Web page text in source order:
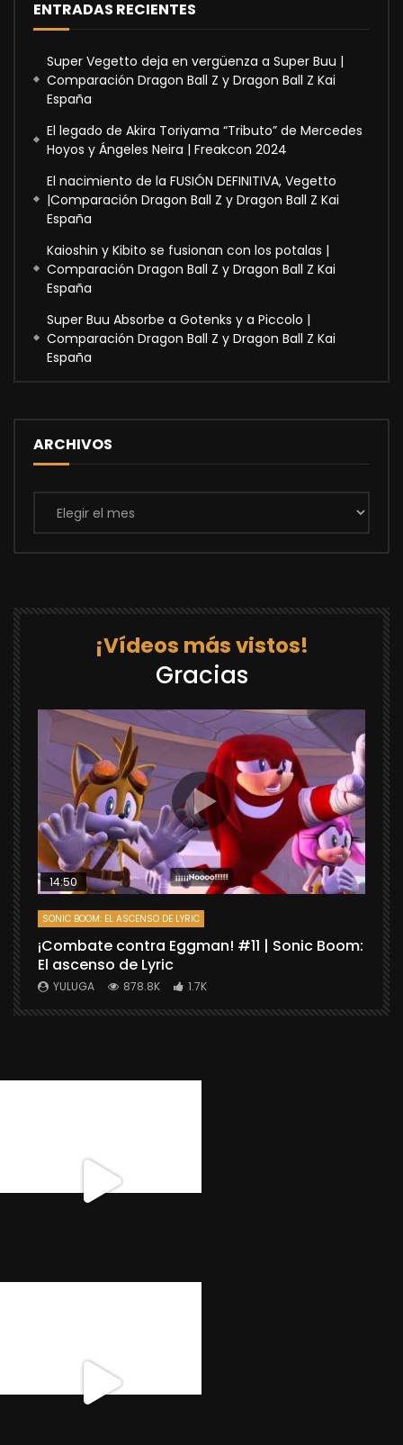
ENTRADAS RECIENTES
Super Vegetto deja en vergüenza a Super Buu |
Comparación Dragon Ball Z y Dragon Ball Z Kai
España
El legado de Akira Toriyama “Tributo” de Mercedes
Hoyos y Ángeles Neira | Freakcon 2024
El nacimiento de la FUSIÓN DEFINITIVA, Vegetto
|Comparación Dragon Ball Z y Dragon Ball Z Kai
España
Kaioshin y Kibito se fusionan con los potalas |
Comparación Dragon Ball Z y Dragon Ball Z Kai
España
Super Buu Absorbe a Gotenks y a Piccolo |
Comparación Dragon Ball Z y Dragon Ball Z Kai
España
ARCHIVOS
Archivos
¡Vídeos más vistos!
Gracias
14:50
SONIC BOOM: EL ASCENSO DE LYRIC
¡Combate contra Eggman! #11 | Sonic Boom:
El ascenso de Lyric
YULUGA 878.8K 1.7K